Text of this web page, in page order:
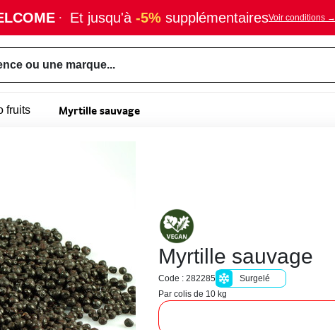
· Et jusqu'à -5% supplémentairesVoir conditions →
ou une marque...
fruits Myrtille sauvage
Myrtille sauvage
Code : 282285
Surgelé
Par colis de 10 kg